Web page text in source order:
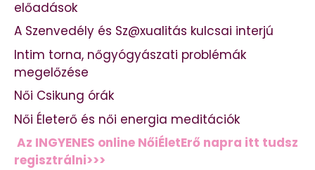
előadások
A Szenvedély és Sz@xualitás kulcsai interjú
Intim torna, nőgyógyászati problémák
megelőzése
Női Csikung órák
Női Életerő és női energia meditációk
Az INGYENES online NőiÉletErő napra itt tudsz
regisztrálni>>>